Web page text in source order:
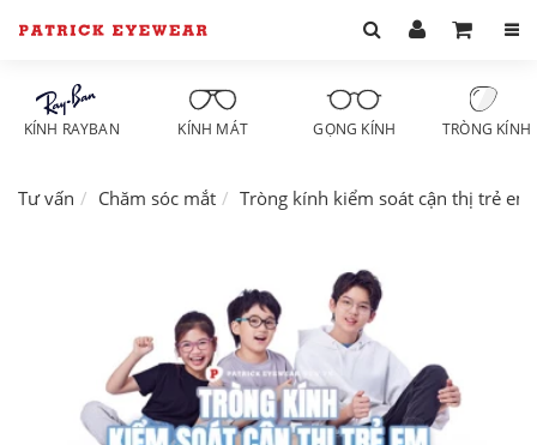
KÍNH RAYBAN KÍNH MÁT GỌNG KÍNH TRÒNG KÍNH
Tư vấn Chăm sóc mắt Tròng kính kiểm soát cận thị trẻ em